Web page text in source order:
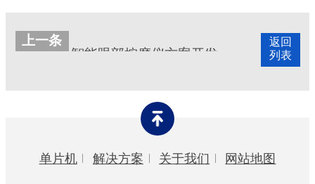
返回
列表
上一条
智能眼部按摩仪方案开发
单片机 解决方案 关于我们 网站地图